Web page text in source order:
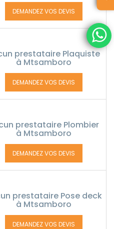
DEMANDEZ VOS DEVIS
prestataire Plaquiste
à Mtsamboro
DEMANDEZ VOS DEVIS
prestataire Plombier
à Mtsamboro
DEMANDEZ VOS DEVIS
prestataire Pose deck
à Mtsamboro
DEMANDEZ VOS DEVIS